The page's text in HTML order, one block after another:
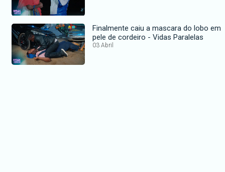
Finalmente caiu a mascara do lobo em
pele de cordeiro - Vidas Paralelas
03 Abril